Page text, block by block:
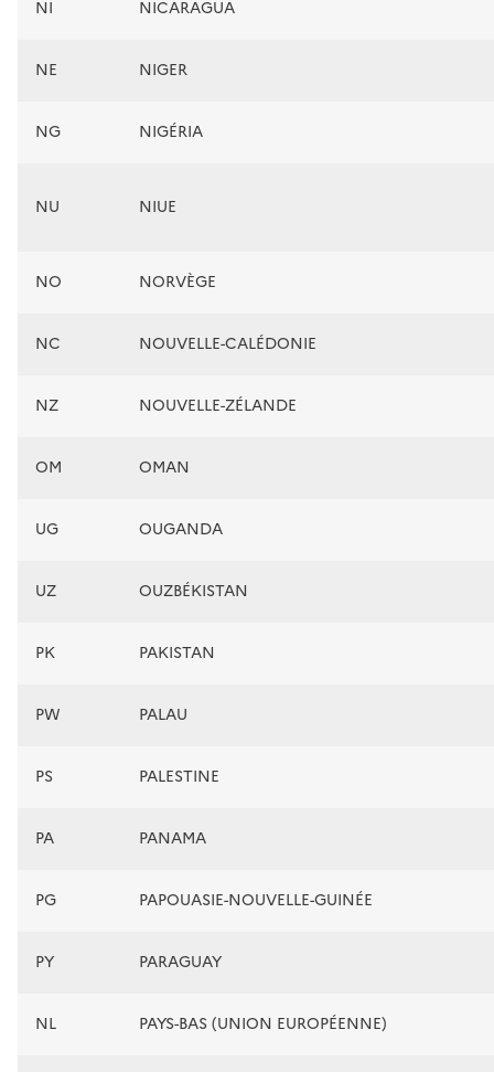
NI NICARAGUA
NE NIGER
NG NIGÉRIA
NU NIUE
NO NORVÈGE
NC NOUVELLE-CALÉDONIE
NZ NOUVELLE-ZÉLANDE
OM OMAN
UG OUGANDA
UZ OUZBÉKISTAN
PK PAKISTAN
PW PALAU
PS PALESTINE
PA PANAMA
PG PAPOUASIE-NOUVELLE-GUINÉE
PY PARAGUAY
NL PAYS-BAS (UNION EUROPÉENNE)